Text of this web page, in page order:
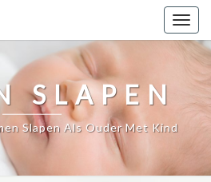
SLAPEN
Slapen Als Ouder Met Kind